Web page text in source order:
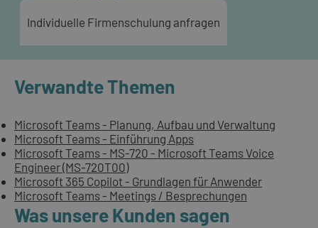
Individuelle Firmenschulung anfragen
Verwandte Themen
Microsoft Teams - Planung, Aufbau und Verwaltung
Microsoft Teams - Einführung Apps
Microsoft Teams - MS-720 - Microsoft Teams Voice
Engineer (MS-720T00)
Microsoft 365 Copilot - Grundlagen für Anwender
Microsoft Teams - Meetings / Besprechungen
Was unsere Kunden sagen